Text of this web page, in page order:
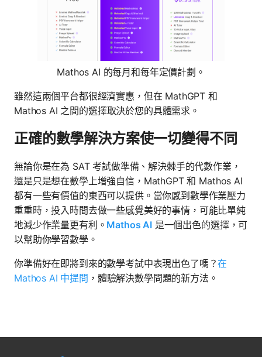
Mathos AI 的每月和每年定價計劃。
雖然這兩個平台都很經濟實惠，但在 MathGPT 和
Mathos AI 之間的選擇取決於您的具體需求。
正確的數學解決方案使一切變得不同
無論你是在為 SAT 考試做準備、解決棘手的代數作業，
還是只是想在數學上增強自信，MathGPT 和 Mathos AI
都有一些有價值的東西可以提供。當你感到數學作業壓力
重重時，投入時間去做一些感覺美好的事情，可能比單純
地減少作業量更有利。 Mathos AI是一個出色的選擇，可
以幫助你學習數學。
你準備好在即將到來的數學考試中表現出色了嗎？在
Mathos AI 中提問 ，體驗解決數學問題的新方法。